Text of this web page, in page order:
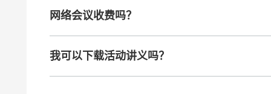
点击页面中的“报名参会”，扫描邀请函上的
您将在微信端收到我们的直播间链接。
网络会议收费吗？
本活动是免费参与的。如果您使用手机流量，
我可以下载活动讲义吗？